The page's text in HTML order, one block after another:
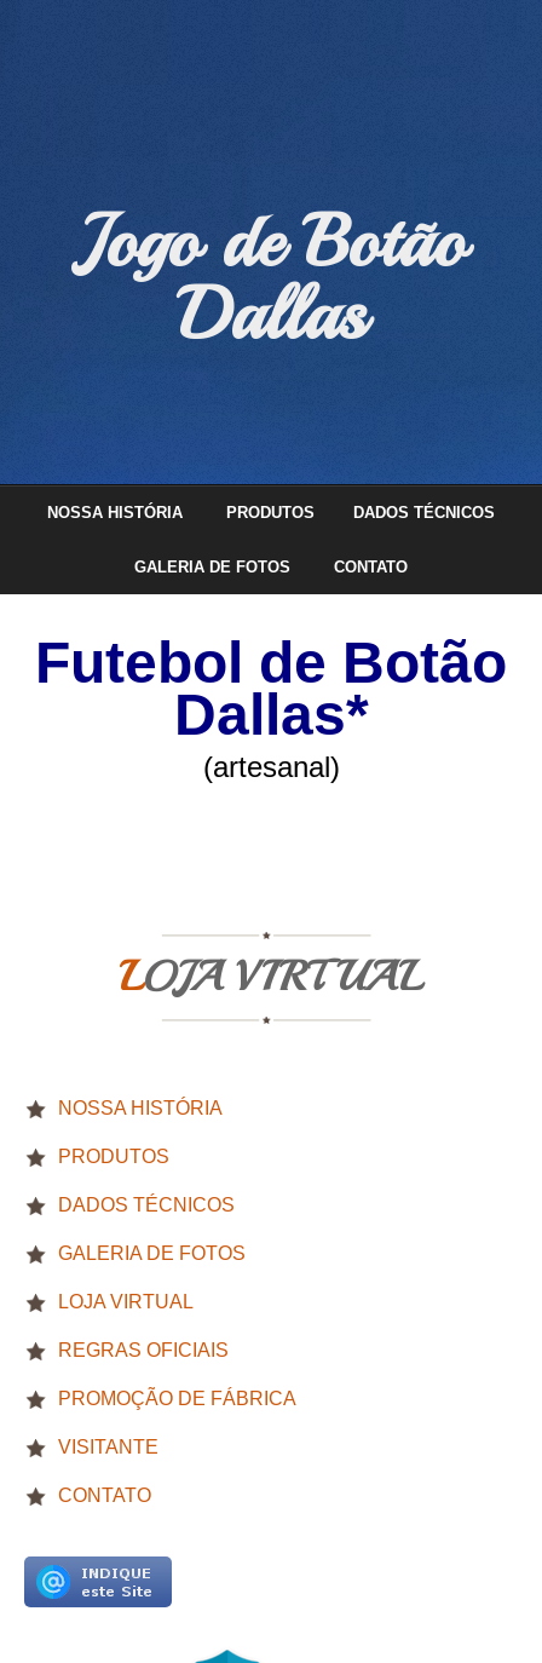
Jogo de Botão
Dallas
NOSSA HISTÓRIA PRODUTOS DADOS TÉCNICOS
GALERIA DE FOTOS CONTATO
Futebol de Botão
Dallas*
(artesanal)
LOJA VIRTUAL
NOSSA HISTÓRIA
PRODUTOS
DADOS TÉCNICOS
GALERIA DE FOTOS
LOJA VIRTUAL
REGRAS OFICIAIS
PROMOÇÃO DE FÁBRICA
VISITANTE
CONTATO